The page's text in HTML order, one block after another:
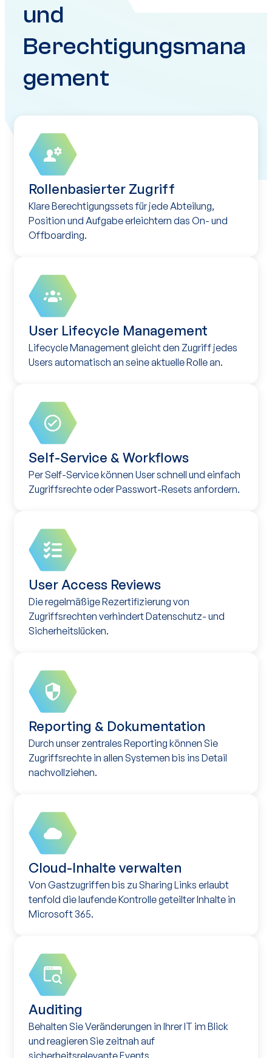
und
Berechtigungsmana
gement
Rollenbasierter Zugriff
Klare Berechtigungssets für jede Abteilung,
Position und Aufgabe erleichtern das On- und
Offboarding.
User Lifecycle Management
Lifecycle Management gleicht den Zugriff jedes
Users automatisch an seine aktuelle Rolle an.
Self-Service & Workflows
Per Self-Service können User schnell und einfach
Zugriffsrechte oder Passwort-Resets anfordern.
User Access Reviews
Die regelmäßige Rezertifizierung von
Zugriffsrechten verhindert Datenschutz- und
Sicherheitslücken.
Reporting & Dokumentation
Durch unser zentrales Reporting können Sie
Zugriffsrechte in allen Systemen bis ins Detail
nachvollziehen.
Cloud-Inhalte verwalten
Von Gastzugriffen bis zu Sharing Links erlaubt
tenfold die laufende Kontrolle geteilter Inhalte in
Microsoft 365.
Auditing
Behalten Sie Veränderungen in Ihrer IT im Blick
und reagieren Sie zeitnah auf